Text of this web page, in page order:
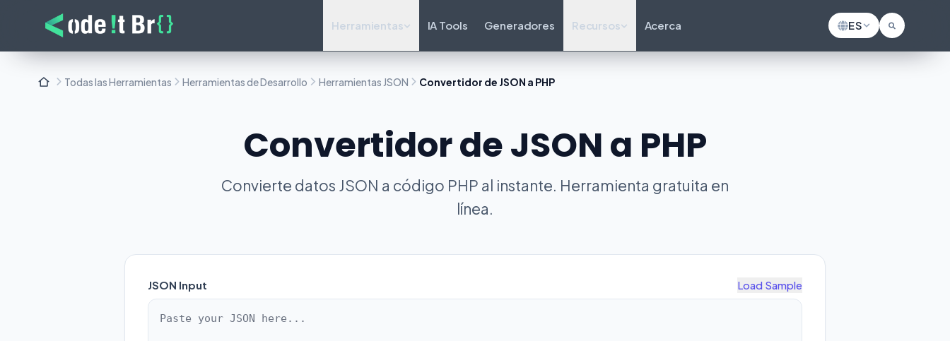
Herramientas IA Tools Generadores Recursos Acerca ES
Todas las Herramientas Herramientas de Desarrollo Herramientas JSON Convertidor de JSON a PHP
Convertidor de JSON a PHP
Convierte datos JSON a código PHP al instante. Herramienta gratuita en
línea.
JSON Input Load Sample